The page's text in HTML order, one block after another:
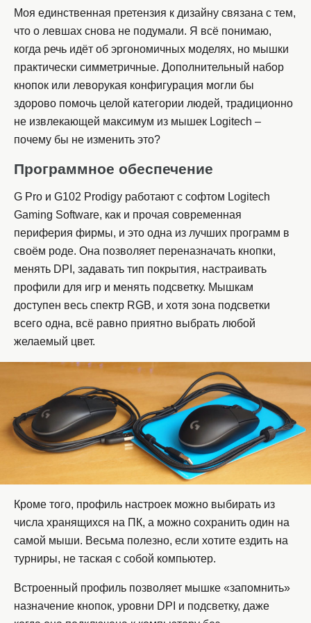
Моя единственная претензия к дизайну связана с тем,
что о левшах снова не подумали. Я всё понимаю,
когда речь идёт об эргономичных моделях, но мышки
практически симметричные. Дополнительный набор
кнопок или леворукая конфигурация могли бы
здорово помочь целой категории людей, традиционно
не извлекающей максимум из мышек Logitech –
почему бы не изменить это?
Программное обеспечение
G Pro и G102 Prodigy работают с софтом Logitech
Gaming Software, как и прочая современная
периферия фирмы, и это одна из лучших программ в
своём роде. Она позволяет переназначать кнопки,
менять DPI, задавать тип покрытия, настраивать
профили для игр и менять подсветку. Мышкам
доступен весь спектр RGB, и хотя зона подсветки
всего одна, всё равно приятно выбрать любой
желаемый цвет.
Кроме того, профиль настроек можно выбирать из
числа хранящихся на ПК, а можно сохранить один на
самой мыши. Весьма полезно, если хотите ездить на
турниры, не таская с собой компьютер.
Встроенный профиль позволяет мышке «запомнить»
назначение кнопок, уровни DPI и подсветку, даже